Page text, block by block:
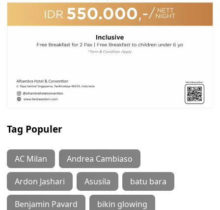
Tag Populer
AC Milan Andrea Cambiaso
Ardon Jashari Asusila batu bara
Benjamin Pavard bikin glowing